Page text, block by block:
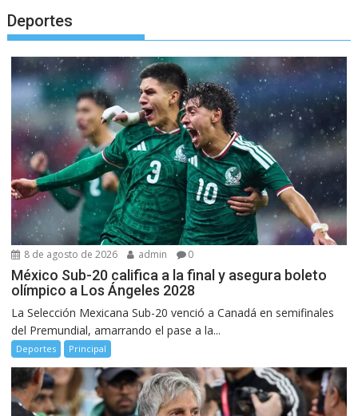
Deportes
8 de agosto de 2026 admin 0
México Sub-20 califica a la final y asegura boleto
olímpico a Los Ángeles 2028
La Selección Mexicana Sub-20 venció a Canadá en semifinales
del Premundial, amarrando el pase a la...
Deportes Principal